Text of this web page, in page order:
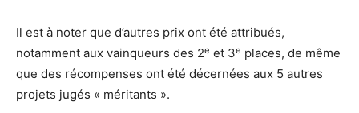
Il est à noter que d’autres prix ont été attribués,
notamment aux vainqueurs des 2e et 3e places, de même
que des récompenses ont été décernées aux 5 autres
projets jugés « méritants ».